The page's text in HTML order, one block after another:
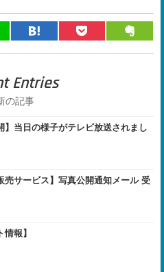
Entries
の記事
】当日の様子がテレビ放送されまし
売サービス】写真公開通知メール 受
情報】